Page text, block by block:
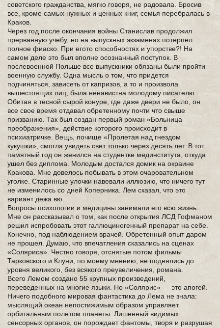
советского гражданства, мягко говоря, не радовала. Бросив
все, кроме самых нужных и ценных книг, семья перебралась в
Краков.
Через год после окончания войны Станислав продолжил
прерванную учебу, но на выпускных экзаменах потерпел
полное фиаско. При егото способностях и упорстве?! На
самом деле это был вполне осознанный поступок. В
послевоенной Польше все выпускники обязаны были пройти
военную службу. Одна мысль о том, что придется
подчиняться, зависеть от капризов, а то и произвола
вышестоящих лиц, была ненавистна молодому писателю.
Обитая в тесной сырой конуре, где даже двери не было, он
все свое время отдавал обретенному почти что свыше
призванию. Так был создан первый роман «Больница
преображения», действие которого происходит в
психиатричке. Вещь, почище «Пролетая над гнездом
кукушки», смогла увидеть свет только через десять лет. В тот
памятный год он женился на студентке мединститута, откуда
ушел без диплома. Молодым достался домик на окраине
Кракова. Мне довелось побывать в этом очаровательном
уголке. Старинные улочки навевали иллюзию, что ничего тут
не изменилось со дней Коперника. Лем сказал, что это
вариант дежа вю.
Вопросы психологии и медицины занимали его всю жизнь.
Мне он рассказывал о том, как после открытия ЛСД Гофманом
решил испробовать этот галлюциногенный препарат на себе.
Конечно, под наблюдением врачей. Обретенный опыт даром
не прошел. Думаю, что впечатления сказались на сценах
«Соляриса». Честно говоря, отснятые потом фильмы
Тарковского и Клуни, по моему мнению, не поднялись до
уровня великого, без всякого преувеличения, романа.
Всего Лемом создано 55 крупных произведений,
переведенных на многие языки. Но «Солярис» — это апогей.
Ничего подобного мировая фантастика до Лема не знала:
мыслящий океан непостижимым образом управляет
орбитальным полетом планеты. Лишенный видимых
сенсорных органов, он порождает фантомы, творя и разрушая